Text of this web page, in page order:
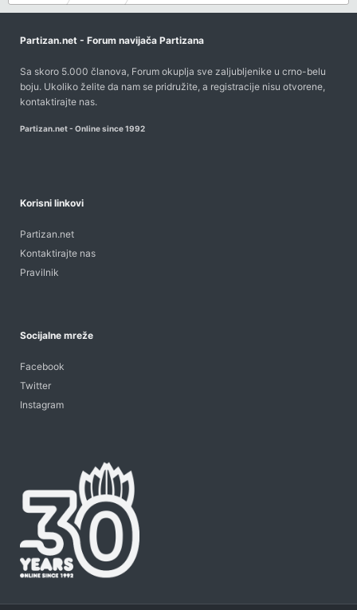
Partizan.net - Forum navijača Partizana
Sa skoro 5.000 članova, Forum okuplja sve zaljubljenike u crno-belu
boju. Ukoliko želite da nam se pridružite, a registracije nisu otvorene,
kontaktirajte nas.
Partizan.net - Online since 1992
Korisni linkovi
Partizan.net
Kontaktirajte nas
Pravilnik
Socijalne mreže
Facebook
Twitter
Instagram